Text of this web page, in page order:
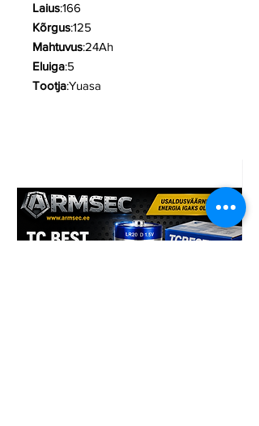
Laius:166
Kõrgus:125
Mahtuvus:24Ah
Eluiga:5
Tootja:Yuasa